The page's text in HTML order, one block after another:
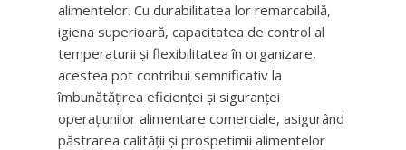
alimentelor. Cu durabilitatea lor remarcabilă,
igiena superioară, capacitatea de control al
temperaturii și flexibilitatea în organizare,
acestea pot contribui semnificativ la
îmbunătățirea eficienței și siguranței
operațiunilor alimentare comerciale, asigurând
păstrarea calității și prospetimii alimentelor